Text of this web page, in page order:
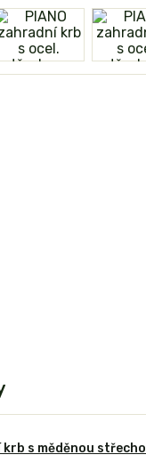
krb s měděnou